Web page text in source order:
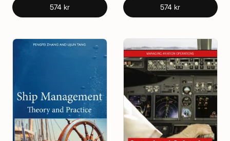
574 kr 574 kr